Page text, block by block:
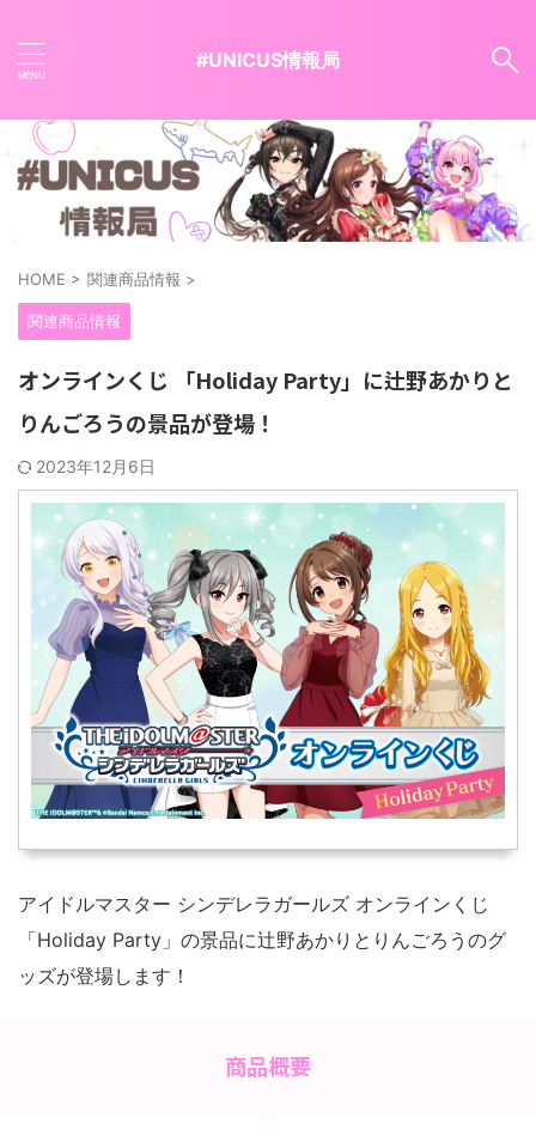
#UNICUS情報局
HOME > 関連商品情報 >
関連商品情報
オンラインくじ 「Holiday Party」に辻野あかりと
りんごろうの景品が登場！
2023年12月6日
アイドルマスター シンデレラガールズ オンラインくじ
「Holiday Party」の景品に辻野あかりとりんごろうのグ
ッズが登場します！
商品概要